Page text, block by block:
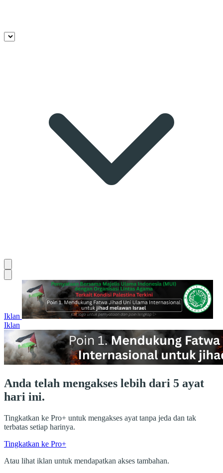
Iklan
Iklan
Anda telah mengakses lebih dari 5 ayat
hari ini.
Tingkatkan ke Pro+ untuk mengakses ayat tanpa jeda dan tak
terbatas setiap harinya.
Tingkatkan ke Pro+
Atau lihat iklan untuk mendapatkan akses tambahan.